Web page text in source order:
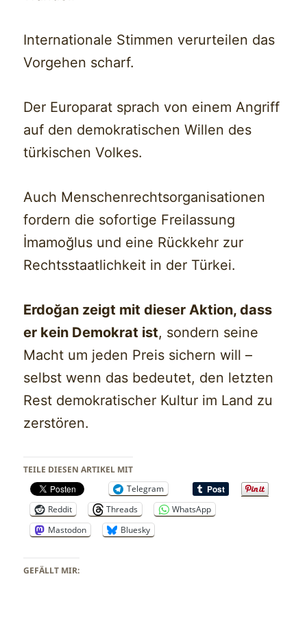
Internationale Stimmen verurteilen das
Vorgehen scharf.
Der Europarat sprach von einem Angriff
auf den demokratischen Willen des
türkischen Volkes.
Auch Menschenrechtsorganisationen
fordern die sofortige Freilassung
İmamoğlus und eine Rückkehr zur
Rechtsstaatlichkeit in der Türkei.
Erdoğan zeigt mit dieser Aktion, dass
er kein Demokrat ist, sondern seine
Macht um jeden Preis sichern will –
selbst wenn das bedeutet, den letzten
Rest demokratischer Kultur im Land zu
zerstören.
TEILE DIESEN ARTIKEL MIT
Telegram
Reddit
Threads
WhatsApp
Mastodon
Bluesky
GEFÄLLT MIR: